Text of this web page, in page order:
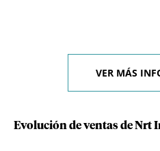
VER MÁS
Evolución de ventas de Nrt